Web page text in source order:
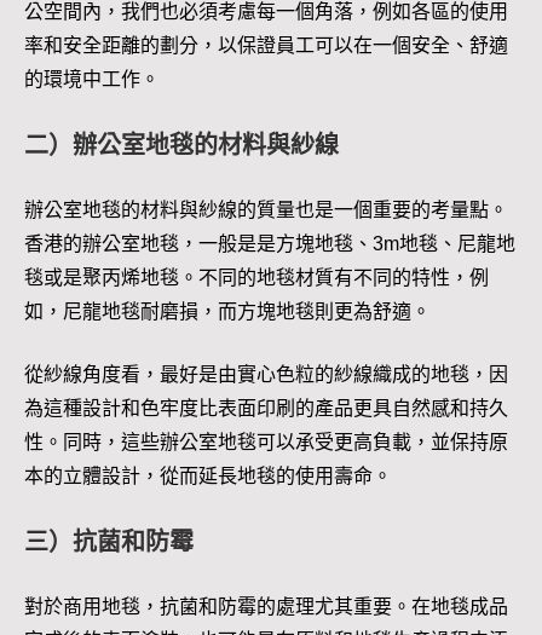
公空間內，我們也必須考慮每一個角落，例如各區的使用
率和安全距離的劃分，以保證員工可以在一個安全、舒適
的環境中工作。
二）辦公室地毯的材料與紗線
辦公室地毯的材料與紗線的質量也是一個重要的考量點。
香港的辦公室地毯，一般是是方塊地毯、3m地毯、尼龍地
毯或是聚丙烯地毯。不同的地毯材質有不同的特性，例
如，尼龍地毯耐磨損，而方塊地毯則更為舒適。
從紗線角度看，最好是由實心色粒的紗線織成的地毯，因
為這種設計和色牢度比表面印刷的產品更具自然感和持久
性。同時，這些辦公室地毯可以承受更高負載，並保持原
本的立體設計，從而延長地毯的使用壽命。
三）抗菌和防霉
對於商用地毯，抗菌和防霉的處理尤其重要。在地毯成品